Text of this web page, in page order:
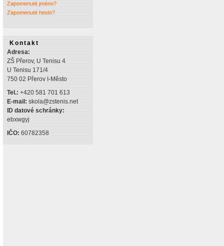
Zapomenuté jméno?
Zapomenuté heslo?
Kontakt
Adresa:
ZŠ Přerov, U Tenisu 4
U Tenisu 171/4
750 02 Přerov I-Město
Tel.: +420 581 701 613
E-mail: skola@zstenis.net
ID datové schránky:
ebxwgyj
IČO: 60782358